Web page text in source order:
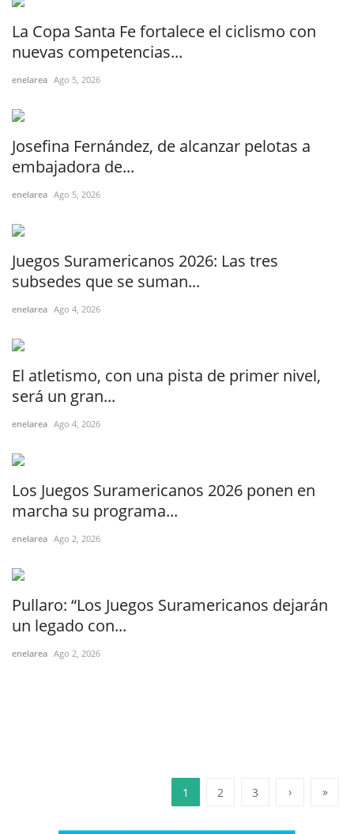
La Copa Santa Fe fortalece el ciclismo con
nuevas competencias...
enelarea Ago 5, 2026
Josefina Fernández, de alcanzar pelotas a
embajadora de...
enelarea Ago 5, 2026
Juegos Suramericanos 2026: Las tres
subsedes que se suman...
enelarea Ago 4, 2026
El atletismo, con una pista de primer nivel,
será un gran...
enelarea Ago 4, 2026
Los Juegos Suramericanos 2026 ponen en
marcha su programa...
enelarea Ago 2, 2026
Pullaro: “Los Juegos Suramericanos dejarán
un legado con...
enelarea Ago 2, 2026
1 2 3 › »